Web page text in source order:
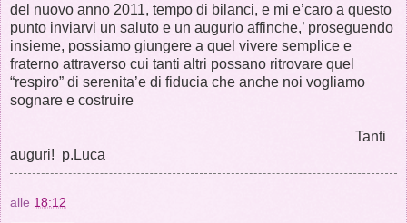
del nuovo anno 2011, tempo di bilanci, e mi e’caro a questo
punto inviarvi un saluto e un augurio affinche,’ proseguendo
insieme, possiamo giungere a quel vivere semplice e
fraterno attraverso cui tanti altri possano ritrovare quel
“respiro” di serenita’e di fiducia che anche noi vogliamo
sognare e costruire
Tanti
auguri! p.Luca
alle 18:12